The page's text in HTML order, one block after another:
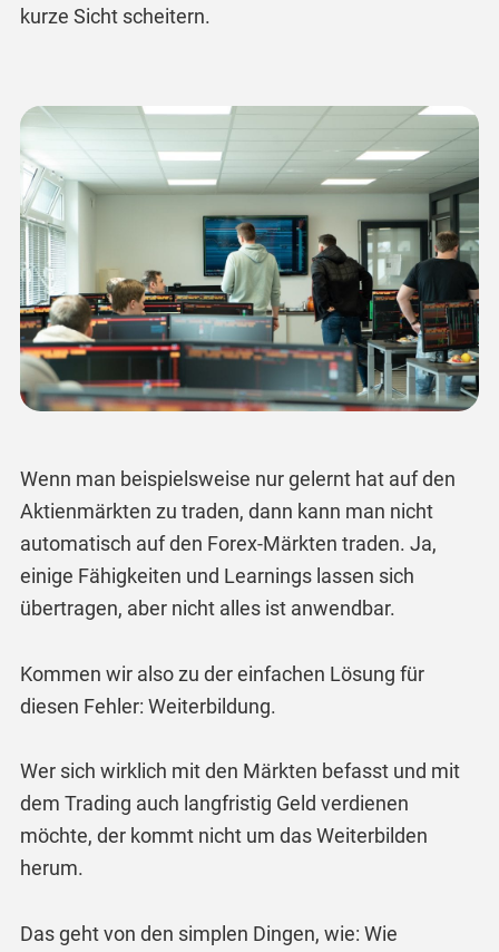
kurze Sicht scheitern.
Wenn man beispielsweise nur gelernt hat auf den
Aktienmärkten zu traden, dann kann man nicht
automatisch auf den Forex-Märkten traden. Ja,
einige Fähigkeiten und Learnings lassen sich
übertragen, aber nicht alles ist anwendbar.
Kommen wir also zu der einfachen Lösung für
diesen Fehler: Weiterbildung.
Wer sich wirklich mit den Märkten befasst und mit
dem Trading auch langfristig Geld verdienen
möchte, der kommt nicht um das Weiterbilden
herum.
Das geht von den simplen Dingen, wie: Wie